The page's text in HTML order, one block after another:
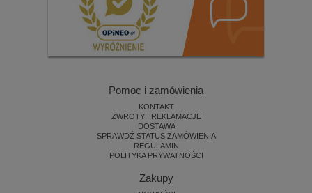
Pomoc i zamówienia
KONTAKT
ZWROTY I REKLAMACJE
DOSTAWA
SPRAWDŹ STATUS ZAMÓWIENIA
REGULAMIN
POLITYKA PRYWATNOŚCI
Zakupy